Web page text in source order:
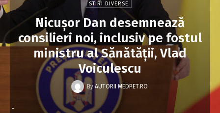
STIRI DIVERSE
Nicușor Dan desemnează
consilieri noi, inclusiv pe fostul
ministru al Sănătății, Vlad
Voiculescu
By AUTORII MEDPET.RO
-